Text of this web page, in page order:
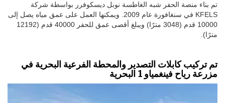
تم بناء منصة الحفر شبه الغاطسة نوبل ديسكوفرر بواسطة شركة
KFELS في سنغافورة عام 2009. ويمكنها العمل على عمق مياه يصل إلى
10000 قدم (3048 مترًا) ويبلغ أقصى عمق للحفر 40000 قدم (12192
مترًا).
تم تركيب كابلات التصدير والمحطة الفرعية البحرية في
مزرعة رياح فينغمياو 1 البحرية